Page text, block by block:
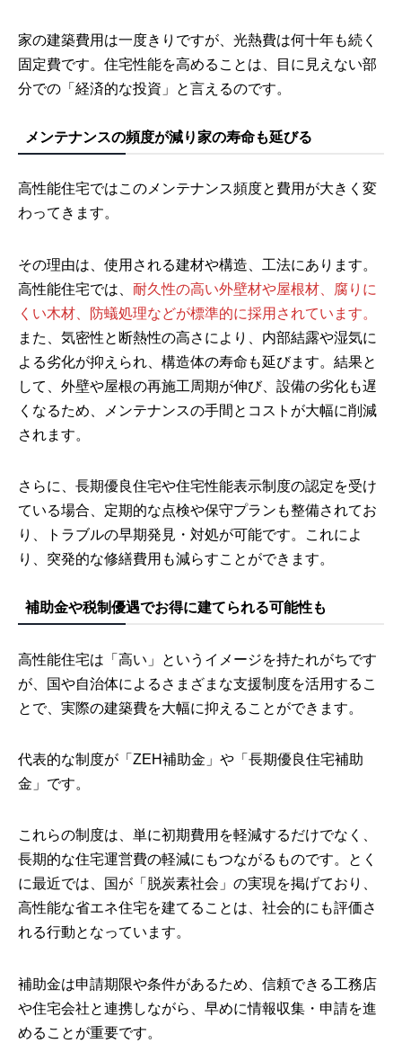
家の建築費用は一度きりですが、光熱費は何十年も続く
固定費です。住宅性能を高めることは、目に見えない部
分での「経済的な投資」と言えるのです。
メンテナンスの頻度が減り家の寿命も延びる
高性能住宅ではこのメンテナンス頻度と費用が大きく変
わってきます。
その理由は、使用される建材や構造、工法にあります。
高性能住宅では、 耐久性の高い外壁材や屋根材、腐りに
くい木材、防蟻処理などが標準的に採用されています。
また、気密性と断熱性の高さにより、内部結露や湿気に
よる劣化が抑えられ、構造体の寿命も延びます。結果と
して、外壁や屋根の再施工周期が伸び、設備の劣化も遅
くなるため、メンテナンスの手間とコストが大幅に削減
されます。
さらに、長期優良住宅や住宅性能表示制度の認定を受け
ている場合、定期的な点検や保守プランも整備されてお
り、トラブルの早期発見・対処が可能です。これによ
り、突発的な修繕費用も減らすことができます。
補助金や税制優遇でお得に建てられる可能性も
高性能住宅は「高い」というイメージを持たれがちです
が、国や自治体によるさまざまな支援制度を活用するこ
とで、実際の建築費を大幅に抑えることができます。
代表的な制度が「ZEH補助金」や「長期優良住宅補助
金」です。
これらの制度は、単に初期費用を軽減するだけでなく、
長期的な住宅運営費の軽減にもつながるものです。とく
に最近では、国が「脱炭素社会」の実現を掲げており、
高性能な省エネ住宅を建てることは、社会的にも評価さ
れる行動となっています。
補助金は申請期限や条件があるため、信頼できる工務店
や住宅会社と連携しながら、早めに情報収集・申請を進
めることが重要です。